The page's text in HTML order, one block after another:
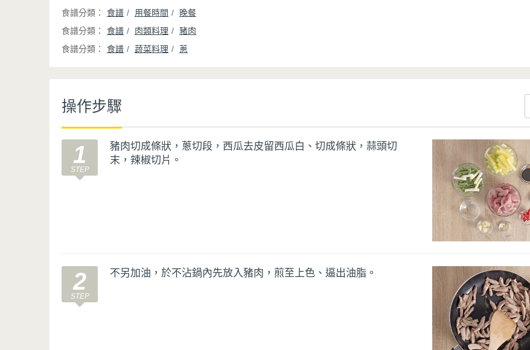
食譜
用餐時間
晚餐
食譜
肉類料理
豬肉
食譜
蔬菜料理 蔥
操作步驟
1
豬肉切成條狀，蔥切段，西瓜去皮留西瓜白、切成條狀，蒜頭切
末，辣椒切片。
2 不另加油，於不沾鍋內先放入豬肉，煎至上色、逼出油脂。